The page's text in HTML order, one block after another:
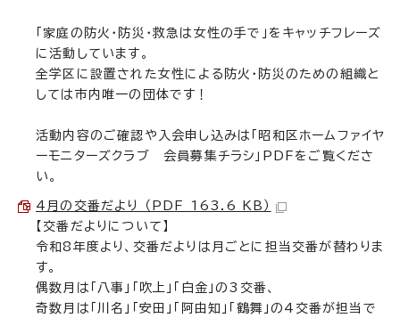
「家庭の防火・防災・救急は女性の手で」をキャッチフレーズ
に活動しています。
全学区に設置された女性による防火・防災のための組織と
しては市内唯一の団体です！
活動内容のご確認や入会申し込みは「昭和区ホームファイヤ
ーモニターズクラブ 会員募集チラシ」PDFをご覧くださ
い。
4月の交番だより （PDF 163.6 KB）
【交番だよりについて】
令和8年度より、交番だよりは月ごとに担当交番が替わりま
す。
偶数月は「八事」「吹上」「白金」の3交番、
奇数月は「川名」「安田」「阿由知」「鶴舞」の4交番が担当で